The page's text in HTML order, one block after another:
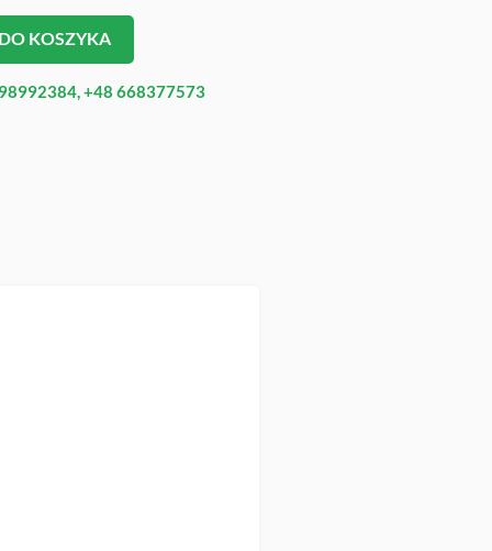
KOSZYKA
+48 668377573